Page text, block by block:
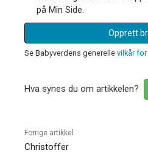
på Min Side.
Opprett
Se Babyverdens generelle vilkår
Hva synes du om artikkelen?
Forrige artikkel
Christoffer